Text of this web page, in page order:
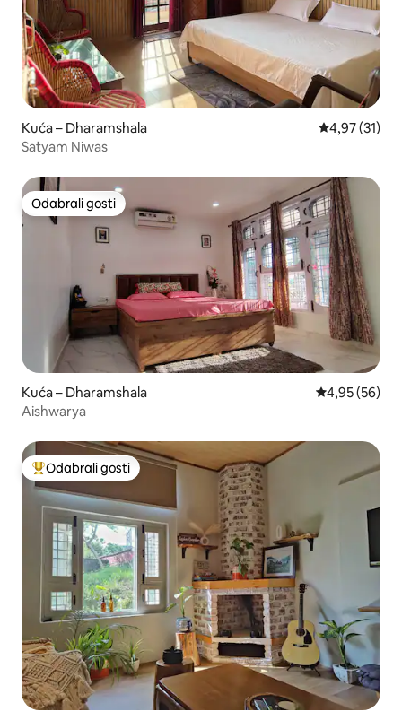
Kuća – Dharamshala Prosječna
4,97 (31)
Satyam Niwas
Odabrali gosti
Odabrali gosti
Kuća – Dharamshala Prosječna
4,95 (56)
Aishwarya
Među najviše rangiranima s oznakom „Odabrali gosti”
Odabrali gosti